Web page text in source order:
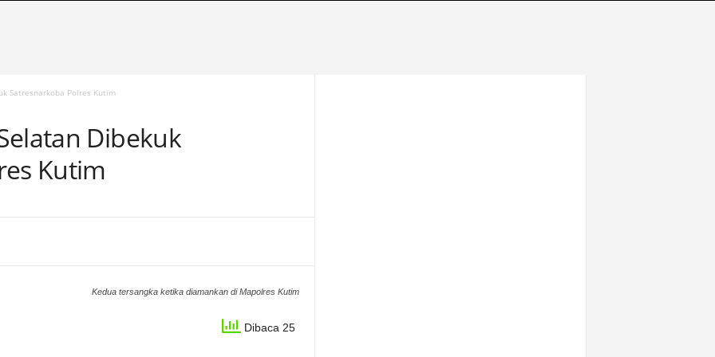
Satresnarkoba Polres Kutim
Dibekuk
Kutim
Kedua tersangka ketika diamankan di Mapolres Kutim
Dibaca 25